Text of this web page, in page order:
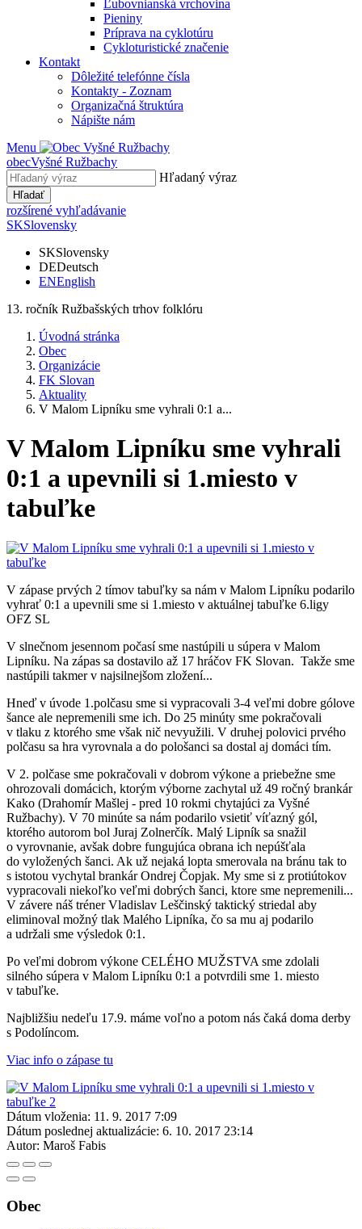
Ľubovnianská vrchovina
Pieniny
Príprava na cyklotúru
Cykloturistické značenie
Kontakt
Dôležité telefónne čísla
Kontakty - Zoznam
Organizačná štruktúra
Nápište nám
Menu
obecVyšné Ružbachy
Hľadaný výraz
Hľadať
rozšírené vyhľadávanie
SKSlovensky
SKSlovensky
DEDeutsch
ENEnglish
13. ročník Ružbašských trhov folklóru
Úvodná stránka
Obec
Organizácie
FK Slovan
Aktuality
V Malom Lipníku sme vyhrali 0:1 a...
V Malom Lipníku sme vyhrali
0:1 a upevnili si 1.miesto v
tabuľke
V zápase prvých 2 tímov tabuľky sa nám v Malom Lipníku podarilo
vyhrať 0:1 a upevnili sme si 1.miesto v aktuálnej tabuľke 6.ligy
OFZ SL
V slnečnom jesennom počasí sme nastúpili u súpera v Malom
Lipníku. Na zápas sa dostavilo až 17 hráčov FK Slovan. Takže sme
nastúpili takmer v najsilnejšom zložení...
Hneď v úvode 1.polčasu sme si vypracovali 3-4 veľmi dobre gólove
šance ale nepremenili sme ich. Do 25 minúty sme pokračovali
v tlaku z ktorého sme však nič nevyužili. V druhej polovici prvého
polčasu sa hra vyrovnala a do pološanci sa dostal aj domáci tím.
V 2. polčase sme pokračovali v dobrom výkone a priebežne sme
ohrozovali domácich, ktorým výborne zachytal už 49 ročný brankár
Kako (Drahomír Mašlej - pred 10 rokmi chytajúci za Vyšné
Ružbachy). V 70 minúte sa nám podarilo vsietiť víťazný gól,
ktorého autorom bol Juraj Zolnerčík. Malý Lipník sa snažil
o vyrovnanie, avšak dobre fungujúca obrana ich nepúšťala
do vyložených šanci. Ak už nejaká lopta smerovala na bránu tak to
s istotou vychytal brankár Ondrej Čopjak. My sme si z protiútokov
vypracovali niekoľko veľmi dobrých šanci, ktore sme nepremenili...
V závere náš tréner Vladislav Leščinský taktický striedal aby
eliminoval možný tlak Malého Lipníka, čo sa mu aj podarilo
a udržali sme výsledok 0:1.
Po veľmi dobrom výkone CELÉHO MUŽSTVA sme zdolali
silného súpera v Malom Lipníku 0:1 a potvrdili sme 1. miesto
v tabuľke.
Najbližšiu nedeľu 17.9. máme voľno a potom nás čaká doma derby
s Podolíncom.
Viac info o zápase tu
Dátum vloženia: 11. 9. 2017 7:09
Dátum poslednej aktualizácie: 6. 10. 2017 23:14
Autor: Maroš Fabis
Obec